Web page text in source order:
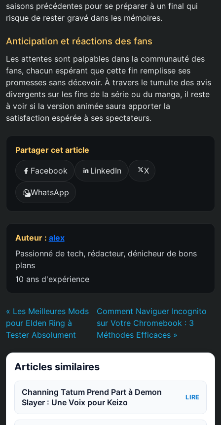
saisons précédentes pour se préparer à un final qui
risque de rester gravé dans les mémoires.
Anticipation et réactions des fans
Les attentes sont palpables dans la communauté des
fans, chacun espérant que cette fin remplisse ses
promesses sans décevoir. À travers le tumulte des avis
divergents sur les fins de la série ou du manga, il reste
à voir si la version animée saura apporter la
satisfaction espérée à ses spectateurs.
Partager cet article
Facebook LinkedIn X
WhatsApp
Auteur : alex
Passionné de tech, rédacteur, dénicheur de bons
plans
10 ans d'expérience
« Les Meilleures Mods
pour Elden Ring à
Tester Absolument
Comment Naviguer Incognito
sur Votre Chromebook : 3
Méthodes Efficaces »
Articles similaires
Channing Tatum Prend Part à Demon
Slayer : Une Voix pour Keizo
LIRE